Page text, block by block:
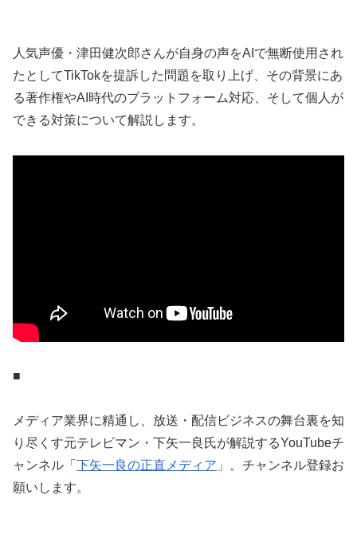
人気声優・津田健次郎さんが自身の声をAIで無断使用され
たとしてTikTokを提訴した問題を取り上げ、その背景にあ
る著作権やAI時代のプラットフォーム対応、そして個人が
できる対策について解説します。
■
メディア業界に精通し、放送・配信ビジネスの舞台裏を知
り尽くす元テレビマン・下矢一良氏が解説するYouTubeチ
ャンネル「
下矢一良の正直メディア 」。チャンネル登録お
願いします。